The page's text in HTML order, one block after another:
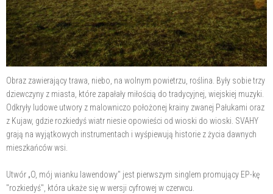
Obraz zawierający trawa, niebo, na wolnym powietrzu, roślina. Były sobie trzy
dziewczyny z miasta, które zapałały miłością do tradycyjnej, wiejskiej muzyki.
Odkryły ludowe utwory z malowniczo położonej krainy zwanej Pałukami oraz
z Kujaw, gdzie rozkiedyś wiatr niesie opowieści od wioski do wioski. SVAHY
grają na wyjątkowych instrumentach i wyśpiewują historie z życia dawnych
mieszkańców wsi.
Utwór „O, mój wianku lawendowy" jest pierwszym singlem promujący EP-kę
"rozkiedyś", która ukaże się w wersji cyfrowej w czerwcu.